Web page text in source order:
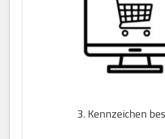
3. Kennzeichen